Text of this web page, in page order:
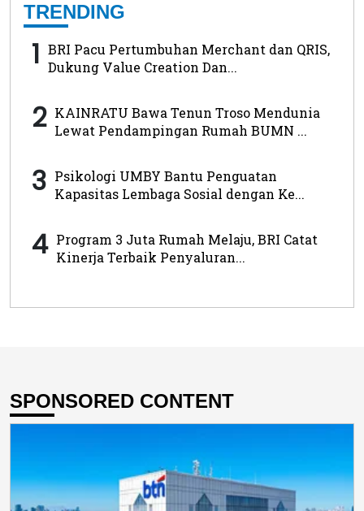
TRENDING
1 BRI Pacu Pertumbuhan Merchant dan QRIS,
Dukung Value Creation Dan...
2 KAINRATU Bawa Tenun Troso Mendunia
Lewat Pendampingan Rumah BUMN ...
3 Psikologi UMBY Bantu Penguatan
Kapasitas Lembaga Sosial dengan Ke...
4 Program 3 Juta Rumah Melaju, BRI Catat
Kinerja Terbaik Penyaluran...
SPONSORED CONTENT